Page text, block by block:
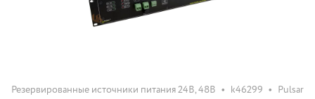
Резервированные источники питания 24В, 48В • k46299 • Pulsar